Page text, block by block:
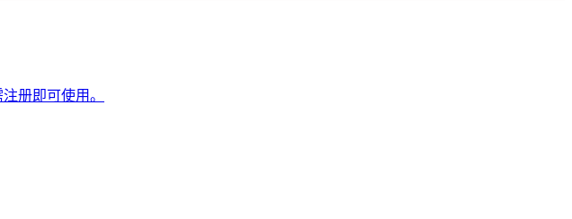
册即可使用。